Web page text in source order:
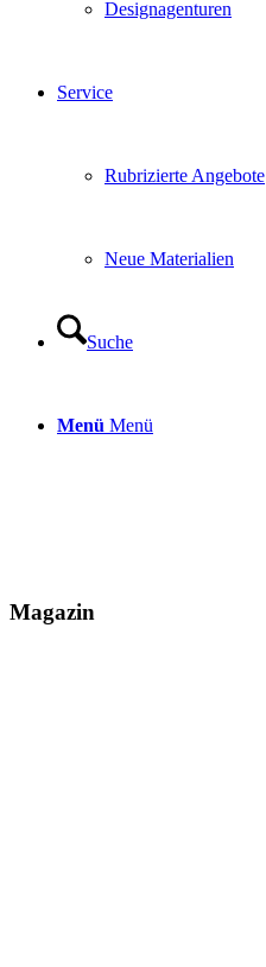
Designagenturen
Service
Rubrizierte Angebote
Neue Materialien
Suche
Menü Menü
Magazin